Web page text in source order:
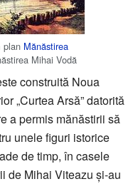
plan Mănăstirea
Mihai Vodă
construită Noua
„Curtea Arsă” datorită
a permis mănăstirii să
unele figuri istorice
de timp, în casele
de Mihai Viteazu și-au